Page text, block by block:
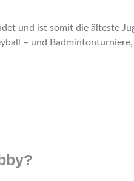
und ist somit die älteste
– und